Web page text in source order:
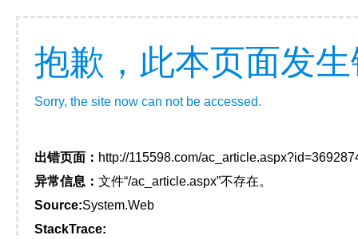
抱歉，此本页面发
Sorry, the site now can not be accessed.
出错页面： http://115598.com/
异常信息： 文件“/ac_article.aspx”不存在。
Source:System.Web
StackTrace: